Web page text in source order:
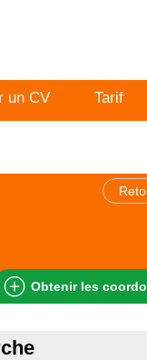
un CV Tarif
Obtenir les